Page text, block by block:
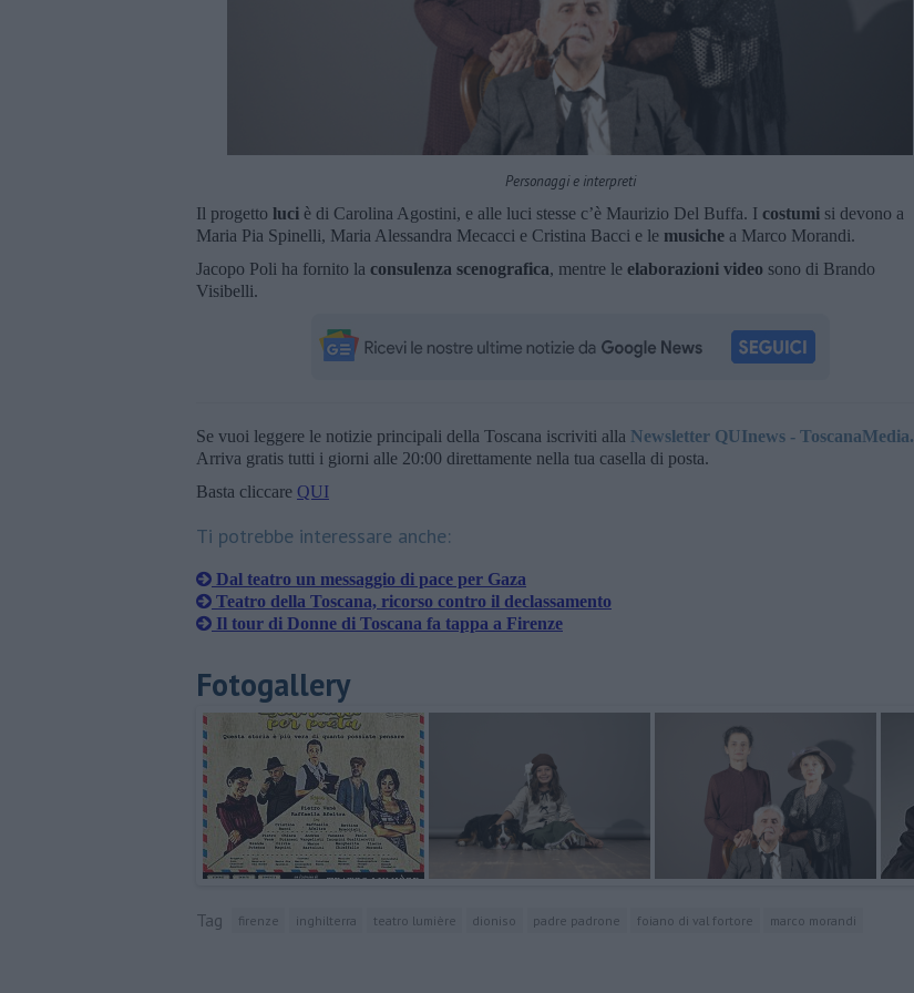
Personaggi e interpreti
Il progetto luci è di Carolina Agostini, e alle luci stesse c’è Maurizio Del Buffa. I costumi si devono a
Maria Pia Spinelli, Maria Alessandra Mecacci e Cristina Bacci e le musiche a Marco Morandi.
Jacopo Poli ha fornito la consulenza scenografica, mentre le elaborazioni video sono di Brando
Visibelli.
Se vuoi leggere le notizie principali della Toscana iscriviti alla Newsletter QUInews - ToscanaMedia.
Arriva gratis tutti i giorni alle 20:00 direttamente nella tua casella di posta.
Basta cliccare QUI
Ti potrebbe interessare anche:
Dal teatro un messaggio di pace per Gaza
Teatro della Toscana, ricorso contro il declassamento
Il tour di Donne di Toscana fa tappa a Firenze
Fotogallery
Tag firenze inghilterra teatro lumière dioniso padre padrone foiano di val fortore marco morandi